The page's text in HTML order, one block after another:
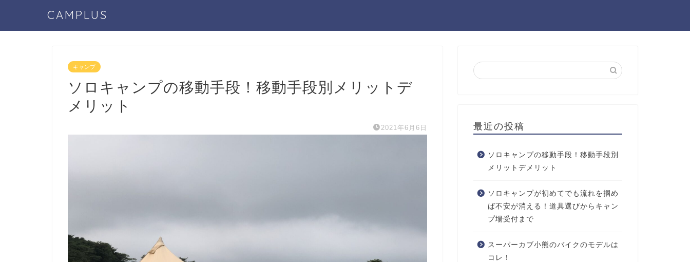
CAMPLUS
キャンプ
ソロキャンプの移動手段！移動手段別メリットデ
メリット
2021年6月6日 最近の投稿
ソロキャンプの移動手段！移動手段別
メリットデメリット
ソロキャンプが初めてでも流れを掴め
ば不安が消える！道具選びからキャン
プ場受付まで
スーパーカブ小熊のバイクのモデルは
コレ！